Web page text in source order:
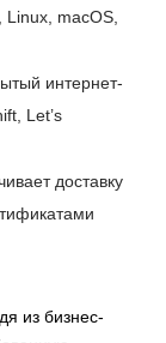
Linux, macOS,
интернет-
Let’s
доставку
из бизнес-